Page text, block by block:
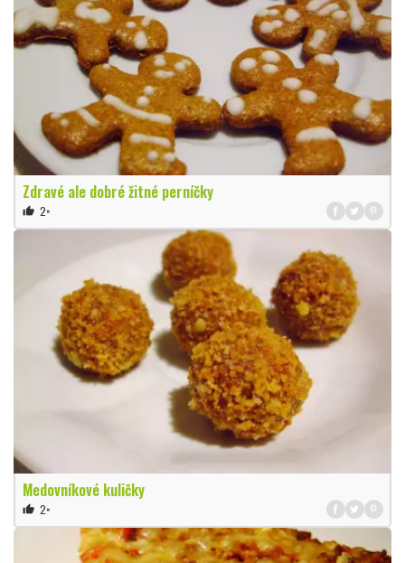
Zdravé ale dobré žitné perníčky
thumb_up 2×
Medovníkové kuličky
thumb_up 2×